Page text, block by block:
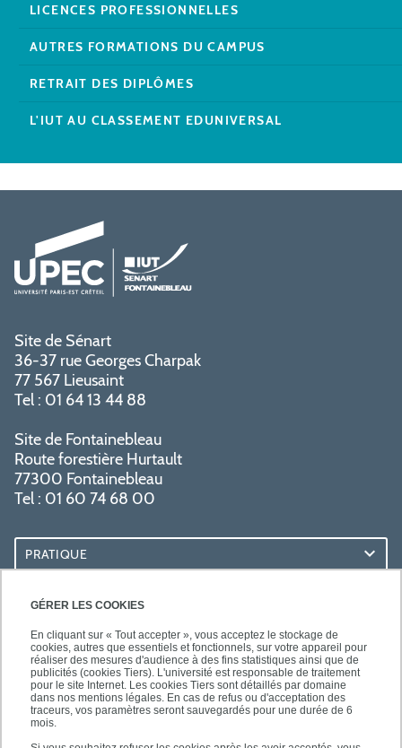
GÉRER LES COOKIES
En cliquant sur « Tout accepter », vous acceptez le stockage de
cookies, autres que essentiels et fonctionnels, sur votre appareil pour
réaliser des mesures d'audience à des fins statistiques ainsi que de
publicités (cookies Tiers). L'université est responsable de traitement
pour le site Internet. Les cookies Tiers sont détaillés par domaine
dans nos mentions légales. En cas de refus ou d'acceptation des
traceurs, vos paramètres seront sauvegardés pour une durée de 6
mois.
LICENCES PROFESSIONNELLES
AUTRES FORMATIONS DU CAMPUS
RETRAIT DES DIPLÔMES
L'IUT AU CLASSEMENT EDUNIVERSAL
Site de Sénart
36-37 rue Georges Charpak
77 567 Lieusaint
Tel : 01 64 13 44 88
Site de Fontainebleau
Route forestière Hurtault
77300 Fontainebleau
Tel : 01 60 74 68 00
PRATIQUE
RESSOURCES
SUIVEZ-NOUS